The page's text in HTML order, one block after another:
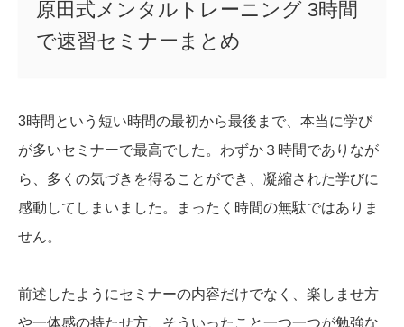
原田式メンタルトレーニング 3時間
で速習セミナーまとめ
3時間という短い時間の最初から最後まで、本当に学び
が多いセミナーで最高でした。わずか３時間でありなが
ら、多くの気づきを得ることができ、凝縮された学びに
感動してしまいました。まったく時間の無駄ではありま
せん。
前述したようにセミナーの内容だけでなく、楽しませ方
や一体感の持たせ方、そういったこと一つ一つが勉強な